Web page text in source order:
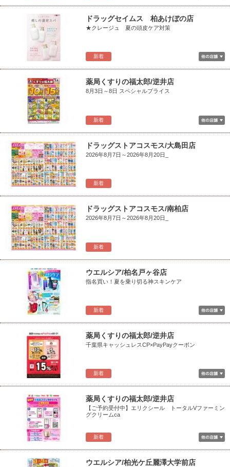
新着
ドラッグセイムス 柏あけぼの店
★クレージュ 夏の頭皮ケア対策
新着
薬局くすりの福太郎/逆井店
8月3日～8日 スペシャルプライス
新着
ドラッグストアコスモス/大島田店
2026年8月7日～2026年8月20日_
新着
ドラッグストアコスモス/南柏店
2026年8月7日～2026年8月20日_
新着
ウエルシア/柏名戸ヶ谷店
指名買い！夏を乗り切る神スキンケア
新着
薬局くすりの福太郎/逆井店
千葉県キャッシュレスCP×PayPayクーポン
新着
薬局くすりの福太郎/逆井店
【ご予約受付中】エリクシール トータルVファーミン
グクリームca
ウエルシア/柏光ケ丘麗澤大学前店